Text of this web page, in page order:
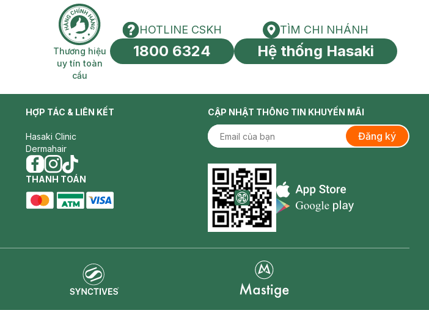
miễn phí Thương hiệu uy tín toàn cầu
Thương hiệu
uy tín toàn
cầu
HOTLINE CSKH
HOTLINE CSKH
1800 6324
Tìm chi nhánh
TÌM CHI NHÁNH
Hệ thống Hasaki
HỢP TÁC & LIÊN KẾT
Hasaki Clinic
Dermahair
facebook
instagram
tiktok
THANH TOÁN
CẬP NHẬT THÔNG TIN KHUYẾN MÃI
Đăng ký
Appstore icon